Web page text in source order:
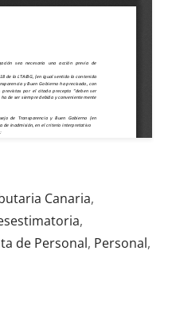
Canaria,
,
de Personal, Personal,